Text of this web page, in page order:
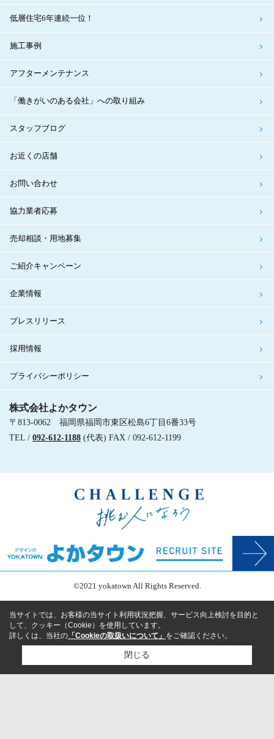
低層住宅6年連続一位！
施工事例
アフターメンテナンス
「働きがいのある会社」への取り組み
スタッフブログ
お近くの店舗
お問い合わせ
協力業者応募
売却相談・用地募集
ご紹介キャンペーン
企業情報
プレスリリース
採用情報
プライバシーポリシー
株式会社よかタウン
〒813-0062 福岡県福岡市東区松島6丁目6番33号
TEL / 092-612-1188 (代表) FAX / 092-612-1199
©2021 yokatown All Rights Reserved.
当サイトでは、お客様の当サイト利用状況把握、サービス向上検討を目的と
して、クッキー（Cookie）を使用しています。
詳しくは、当社の 「Cookieの取扱いについて」 をご確認ください。
閉じる